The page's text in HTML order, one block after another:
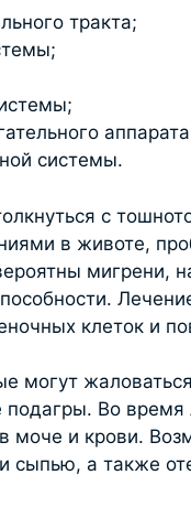
тракта;
системы.
с
в животе,
мигрени,
клеток и
могут
Во время
моче и крови.
сыпью, а также